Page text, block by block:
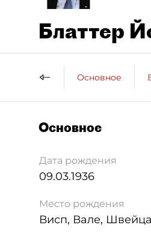
Блаттер
Основное
Основное
Дата рождения
09.03.1936
Место рождения
Висп, Вале,